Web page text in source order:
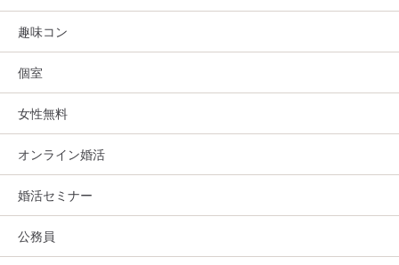
趣味コン
個室
女性無料
オンライン婚活
婚活セミナー
公務員